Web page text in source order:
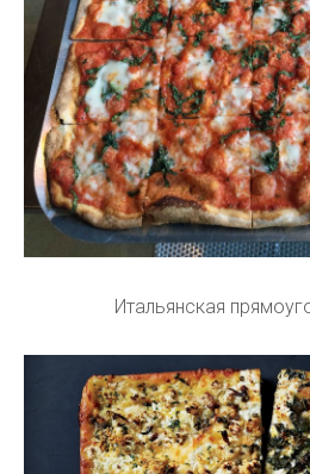
Итальянская